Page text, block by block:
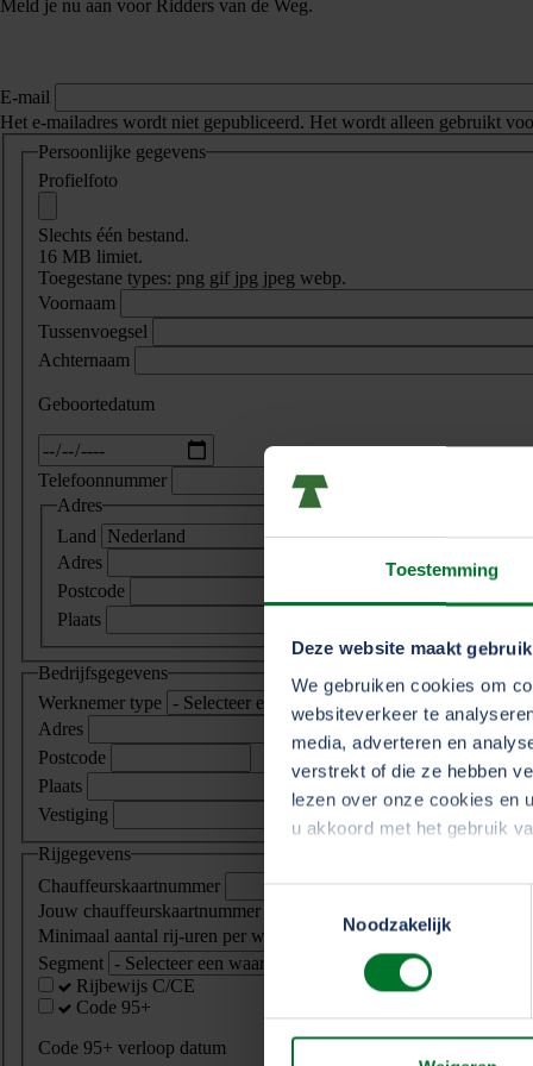
Toestemming
Deze website maakt
We gebruiken cookies om
websiteverkeer te
media, adverteren en
verstrekt of die ze hebben
lezen over onze cookies en
u akkoord met het gebruik
We werken samen met
Toestemmingsselectie
Noodzakelijk
Meld je nu aan voor Ridders van de Weg.
E-mail
Het e-mailadres wordt niet gepubliceerd. Het wordt alleen gebruikt
Persoonlijke gegevens
Profielfoto
Slechts één bestand.
16 MB limiet.
Toegestane types: png gif jpg jpeg webp.
Voornaam
Tussenvoegsel
Achternaam
Geboortedatum
Datum
Telefoonnummer
Adres
Land
Adres
Postcode
Plaats
Bedrijfsgegevens
Werknemer type
Adres
Postcode
Plaats
Vestiging
Rijgegevens
Chauffeurskaartnummer
Jouw chauffeurskaartnummer staat op je tachograafkaart.
Minimaal aantal rij-uren per week
Segment
Rijbewijs C/CE
Code 95+
Code 95+ verloop datum